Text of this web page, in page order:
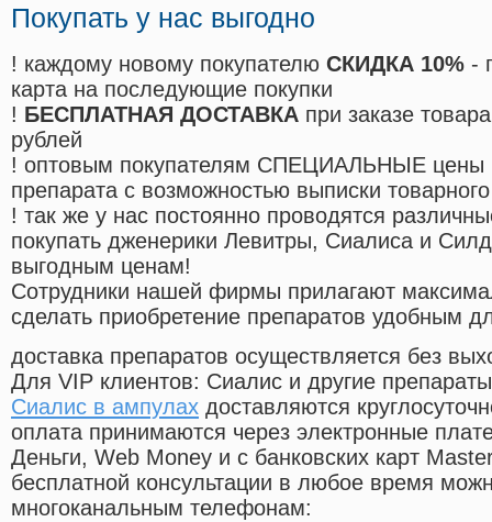
Покупать у нас выгодно
! каждому новому покупателю СКИДКА 10% -
карта на последующие покупки
! БЕСПЛАТНАЯ ДОСТАВКА при заказе
рублей
! оптовым покупателям СПЕЦИАЛЬНЫЕ цены
препарата с возможностью выписки
! так же у нас постоянно проводятся
покупать дженерики Левитры, Сиалиса и
выгодным ценам!
Cотрудники нашей фирмы прилагают
сделать приобретение препаратов удобным
доставка препаратов осуществляется без
Для VIP клиентов: Сиалис и другие
Сиалис в ампулах доставляются
оплата принимаются через электронные
Деньги, Web Money и с банковских карт
бесплатной консультации в любое время
многоканальным телефонам: